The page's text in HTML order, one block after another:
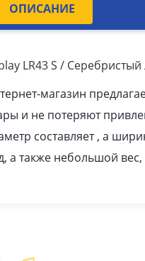
ОПИСАНИЕ
LR43 S /
магазин
и не потеряют
составляет , а
а также небольшой